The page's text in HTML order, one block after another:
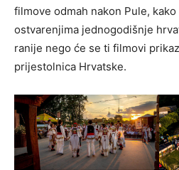
filmove odmah nakon Pule,
ostvarenjima jednogodišnje
ranije nego će se ti filmovi
prijestolnica Hrvatske.